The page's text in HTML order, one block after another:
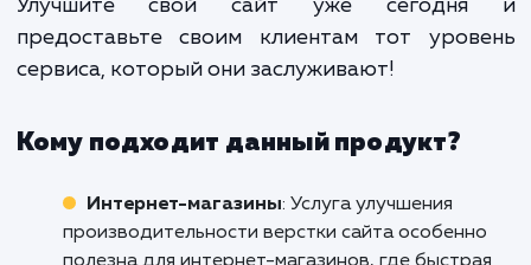
обновлений, чтобы поддерживать
в соответствии с